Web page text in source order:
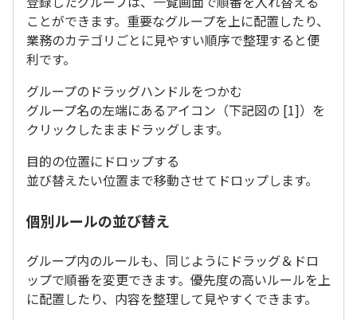
ことができます。重要なグループを上に配置したり、
業務のカテゴリごとに見やすい順序で整理すると便
利です。
グループのドラッグハンドルをつかむ
グループ名の左端にあるアイコン（下記図の [1]）を
クリックしたままドラッグします。
目的の位置にドロップする
並び替えたい位置まで移動させてドロップします。
個別ルールの並び替え
グループ内のルールも、同じようにドラッグ＆ドロ
ップで順番を変更できます。優先度の高いルールを上
に配置したり、内容を整理して見やすくできます。